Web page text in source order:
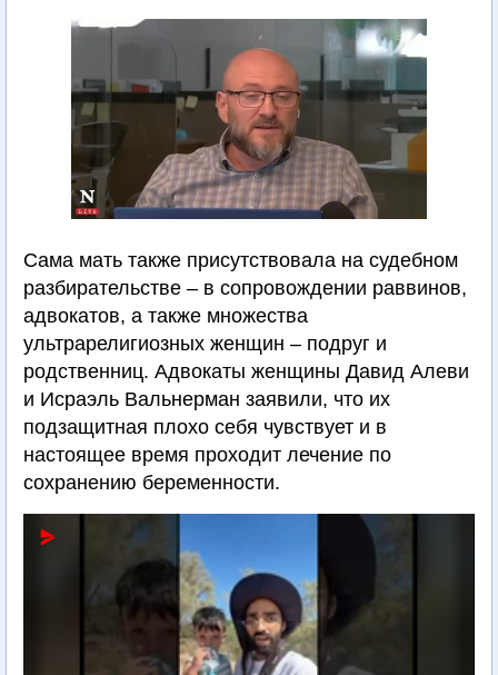
Сама мать также присутствовала на судебном
разбирательстве – в сопровождении раввинов,
адвокатов, а также множества
ультрарелигиозных женщин – подруг и
родственниц. Адвокаты женщины Давид Алеви
и Исраэль Вальнерман заявили, что их
подзащитная плохо себя чувствует и в
настоящее время проходит лечение по
сохранению беременности.